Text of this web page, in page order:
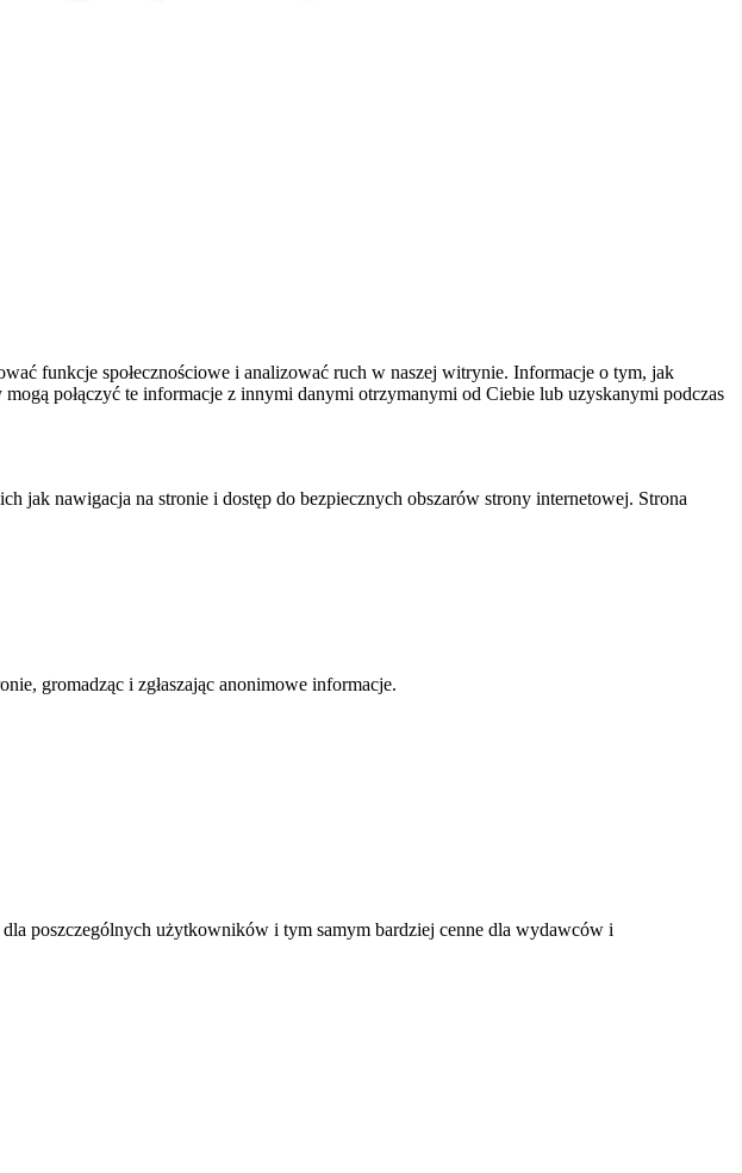
funkcje społecznościowe i analizować ruch w naszej witrynie. Informacje o tym, jak
połączyć te informacje z innymi danymi otrzymanymi od Ciebie lub uzyskanymi podczas
nawigacja na stronie i dostęp do bezpiecznych obszarów strony internetowej. Strona
gromadząc i zgłaszając anonimowe informacje.
poszczególnych użytkowników i tym samym bardziej cenne dla wydawców i